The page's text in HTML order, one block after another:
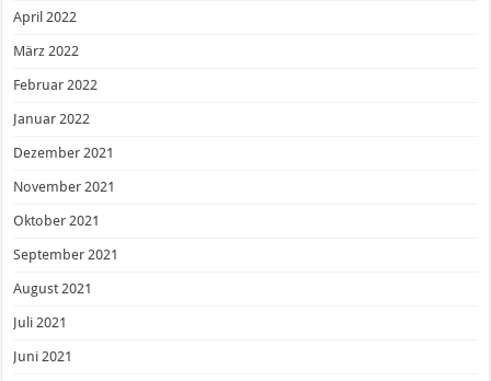
April 2022
März 2022
Februar 2022
Januar 2022
Dezember 2021
November 2021
Oktober 2021
September 2021
August 2021
Juli 2021
Juni 2021